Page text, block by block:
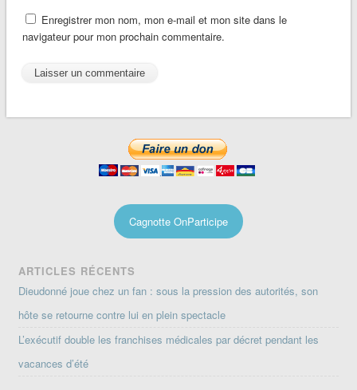
Enregistrer mon nom, mon e-mail et mon site dans le
navigateur pour mon prochain commentaire.
Cagnotte OnParticipe
ARTICLES RÉCENTS
Dieudonné joue chez un fan : sous la pression des autorités, son
hôte se retourne contre lui en plein spectacle
L’exécutif double les franchises médicales par décret pendant les
vacances d’été